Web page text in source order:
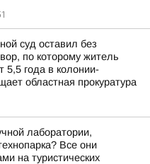
суд оставил без
по которому житель
5,5 года в колонии-
областная прокуратура
лаборатории,
Все они
на туристических